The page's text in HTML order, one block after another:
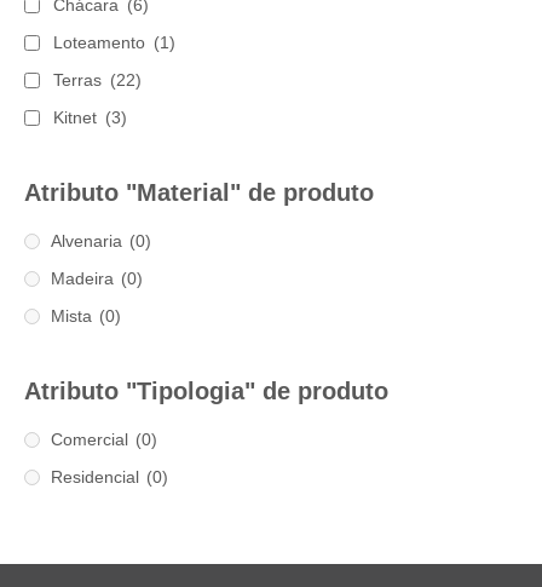
Chácara (6)
Loteamento (1)
Terras (22)
Kitnet (3)
Atributo "Material" de produto
Alvenaria (0)
Madeira (0)
Mista (0)
Atributo "Tipologia" de produto
Comercial (0)
Residencial (0)